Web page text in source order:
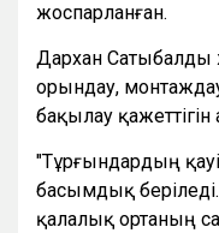
жоспарланған.
Дархан Сатыбалды
орындау,
бақылау қажеттігін
"Тұрғындардың
басымдық
қалалық ортаның